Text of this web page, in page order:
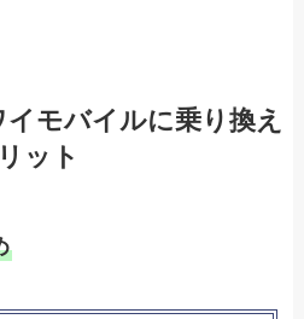
モバイルに乗り換え
ット